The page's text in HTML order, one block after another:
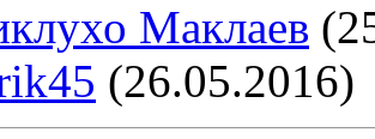
Маклаев
(26.05.2016)